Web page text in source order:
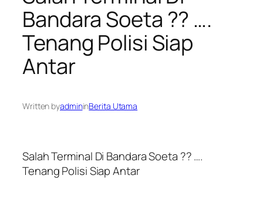
Bandara Soeta ?? ….
Tenang Polisi Siap
Antar
Written byadmininBerita Utama
Salah Terminal Di Bandara Soeta ?? ….
Tenang Polisi Siap Antar